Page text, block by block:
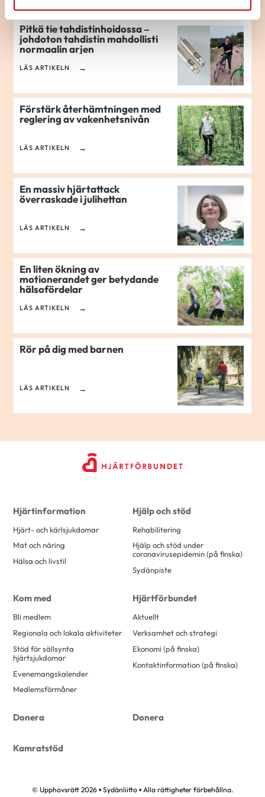
Pitkä tie tahdistinhoidossa –
johdoton tahdistin mahdollisti
normaalin arjen
LÄS ARTIKELN
Förstärk återhämtningen med
reglering av vakenhetsnivån
LÄS ARTIKELN
En massiv hjärtattack
överraskade i julihettan
LÄS ARTIKELN
En liten ökning av
motionerandet ger betydande
hälsofördelar
LÄS ARTIKELN
Rör på dig med barnen
LÄS ARTIKELN
Hjärtinformation
Hjärt- och kärlsjukdomar
Mat och näring
Hälsa och livstil
Hjälp och stöd
Rehabilitering
Hjälp och stöd under
coronavirusepidemin (på finska)
Sydänpiste
Kom med
Bli medlem
Regionala och lokala aktiviteter
Stöd för sällsynta
hjärtsjukdomar
Evenemangskalender
Medlemsförmåner
Hjärtförbundet
Aktuellt
Verksamhet och strategi
Ekonomi (på finska)
Kontaktinformation (på finska)
Donera Donera
Kamratstöd
© Upphovsrätt 2026 • Sydänliitto • Alla rättigheter förbehållna.